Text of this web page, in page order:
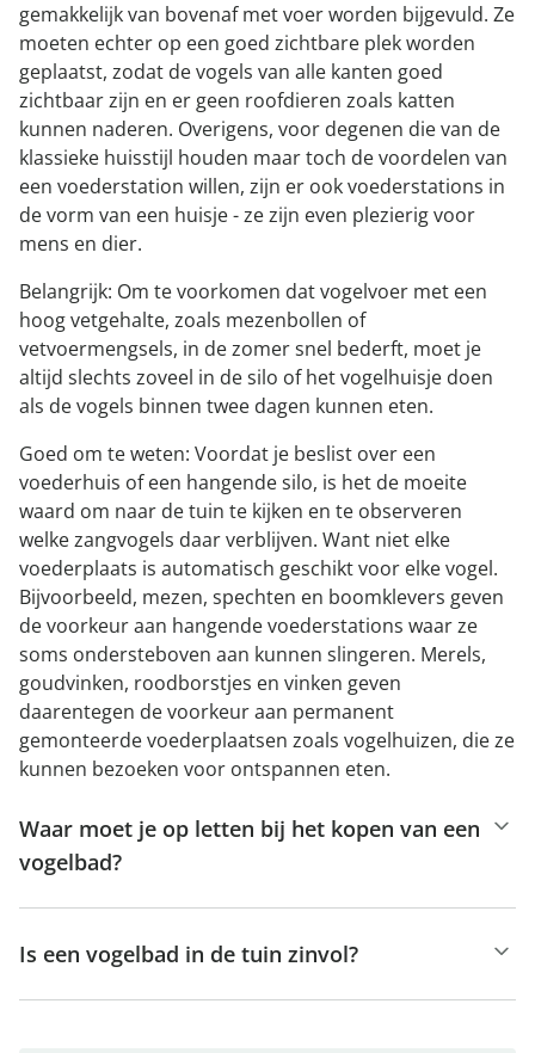
gemakkelijk van bovenaf met voer worden bijgevuld. Ze
moeten echter op een goed zichtbare plek worden
geplaatst, zodat de vogels van alle kanten goed
zichtbaar zijn en er geen roofdieren zoals katten
kunnen naderen. Overigens, voor degenen die van de
klassieke huisstijl houden maar toch de voordelen van
een voederstation willen, zijn er ook voederstations in
de vorm van een huisje - ze zijn even plezierig voor
mens en dier.
Belangrijk: Om te voorkomen dat vogelvoer met een
hoog vetgehalte, zoals mezenbollen of
vetvoermengsels, in de zomer snel bederft, moet je
altijd slechts zoveel in de silo of het vogelhuisje doen
als de vogels binnen twee dagen kunnen eten.
Goed om te weten: Voordat je beslist over een
voederhuis of een hangende silo, is het de moeite
waard om naar de tuin te kijken en te observeren
welke zangvogels daar verblijven. Want niet elke
voederplaats is automatisch geschikt voor elke vogel.
Bijvoorbeeld, mezen, spechten en boomklevers geven
de voorkeur aan hangende voederstations waar ze
soms ondersteboven aan kunnen slingeren. Merels,
goudvinken, roodborstjes en vinken geven
daarentegen de voorkeur aan permanent
gemonteerde voederplaatsen zoals vogelhuizen, die ze
kunnen bezoeken voor ontspannen eten.
Waar moet je op letten bij het kopen van een
vogelbad?
Is een vogelbad in de tuin zinvol?